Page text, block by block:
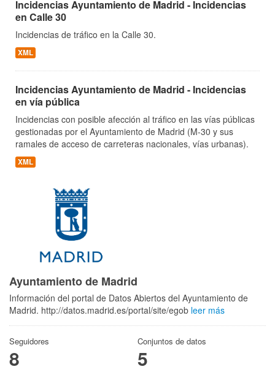
Incidencias Ayuntamiento de Madrid - Incidencias
en Calle 30
Incidencias de tráfico en la Calle 30.
XML
Incidencias Ayuntamiento de Madrid - Incidencias
en vía pública
Incidencias con posible afección al tráfico en las vías públicas
gestionadas por el Ayuntamiento de Madrid (M-30 y sus
ramales de acceso de carreteras nacionales, vías urbanas).
XML
Ayuntamiento de Madrid
Información del portal de Datos Abiertos del Ayuntamiento de
Madrid. http://datos.madrid.es/portal/site/egob leer más
Seguidores
8
Conjuntos de datos
5